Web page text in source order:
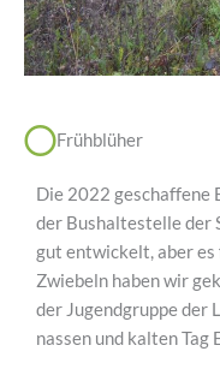
Frühblüher
Die 2022 geschaffene
der Bushaltestelle der
gut entwickelt, aber
Zwiebeln haben wir
der Jugendgruppe der
nassen und kalten Tag